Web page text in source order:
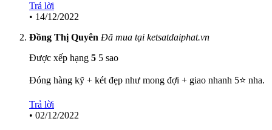
Trả lời
• 14/12/2022
Đồng Thị Quyên Đã mua tại ketsatdaiphat.vn
Được xếp hạng 5 5 sao
Đóng hàng kỹ + két đẹp như mong đợi + giao nhanh 5⭐ nha.
Trả lời
• 02/12/2022